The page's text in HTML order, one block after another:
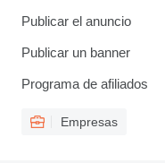
Publicar el anuncio
Publicar un banner
Programa de afiliados
Empresas